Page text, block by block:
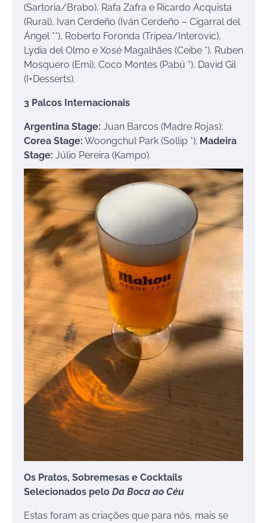
(Sartoria/Brabo), Rafa Zafra e Ricardo Acquista
(Rural), Ivan Cerdeño (Iván Cerdeño – Cigarral del
Ángel **), Roberto Foronda (Tripea/Interovic),
Lydia del Olmo e Xosé Magalhães (Ceibe *), Ruben
Mosquero (Emi), Coco Montes (Pabú *), David Gil
(I+Desserts).
3 Palcos Internacionais
Argentina Stage: Juan Barcos (Madre Rojas);
Corea Stage: Woongchul Park (Sollip *); Madeira
Stage: Júlio Pereira (Kampo).
Os Pratos, Sobremesas e Cocktails
Selecionados pelo Da Boca ao Céu
Estas foram as criações que para nós, mais se